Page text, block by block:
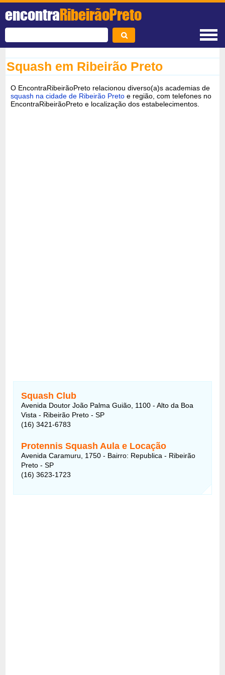
encontraRibeirãoPreto
Squash em Ribeirão Preto
O EncontraRibeirãoPreto relacionou diverso(a)s academias de
squash na cidade de Ribeirão Preto e região, com telefones no
EncontraRibeirãoPreto e localização dos estabelecimentos.
Squash Club
Avenida Doutor João Palma Guião, 1100 - Alto da Boa
Vista - Ribeirão Preto - SP
(16) 3421-6783
Protennis Squash Aula e Locação
Avenida Caramuru, 1750 - Bairro: Republica - Ribeirão
Preto - SP
(16) 3623-1723